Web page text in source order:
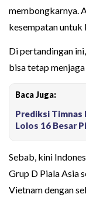
membongkarnya.
kesempatan untuk
Di pertandingan
bisa tetap
Baca Juga:
Prediksi Timnas
Lolos 16 Besar
Sebab, kini
Grup D Piala Asia
Vietnam dengan